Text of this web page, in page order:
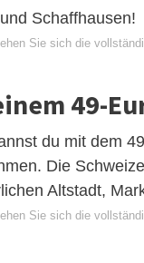
Schaffhausen!
Sie sich die
49-
du mit dem
Die
Altstadt,
Sie sich die